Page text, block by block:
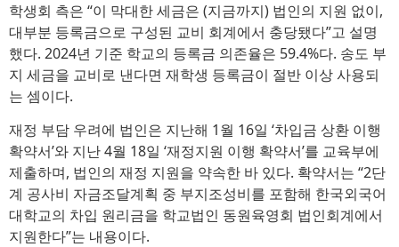
학생회 측은 “이 막대한 세금은 (지금까지) 법인의 지원 없이,
대부분 등록금으로 구성된 교비 회계에서 충당됐다”고 설명
했다. 2024년 기준 학교의 등록금 의존율은 59.4%다. 송도 부
지 세금을 교비로 낸다면 재학생 등록금이 절반 이상 사용되
는 셈이다.
재정 부담 우려에 법인은 지난해 1월 16일 ‘차입금 상환 이행
확약서’와 지난 4월 18일 ‘재정지원 이행 확약서’를 교육부에
제출하며, 법인의 재정 지원을 약속한 바 있다. 확약서는 “2단
계 공사비 자금조달계획 중 부지조성비를 포함해 한국외국어
대학교의 차입 원리금을 학교법인 동원육영회 법인회계에서
지원한다”는 내용이다.